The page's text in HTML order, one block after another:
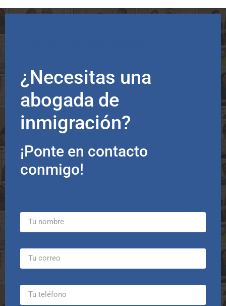
¿Necesitas una
abogada de
inmigración?
¡Ponte en contacto
conmigo!